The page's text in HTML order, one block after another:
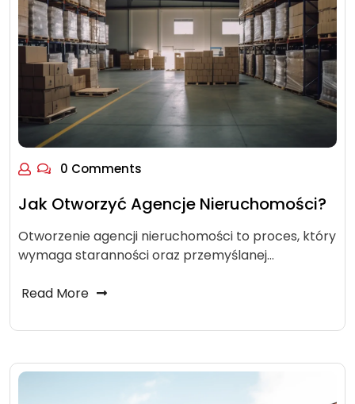
0 Comments
Jak Otworzyć Agencje Nieruchomości?
Otworzenie agencji nieruchomości to proces, który
wymaga staranności oraz przemyślanej…
Read More